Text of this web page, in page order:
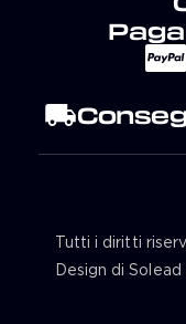
local_shipping
Tutti i diritti
Design di